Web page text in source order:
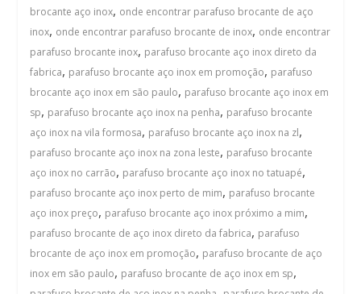
brocante aço inox, onde encontrar parafuso brocante de aço
inox, onde encontrar parafuso brocante de inox, onde encontrar
parafuso brocante inox, parafuso brocante aço inox direto da
fabrica, parafuso brocante aço inox em promoção, parafuso
brocante aço inox em são paulo, parafuso brocante aço inox em
sp, parafuso brocante aço inox na penha, parafuso brocante
aço inox na vila formosa, parafuso brocante aço inox na zl,
parafuso brocante aço inox na zona leste, parafuso brocante
aço inox no carrão, parafuso brocante aço inox no tatuapé,
parafuso brocante aço inox perto de mim, parafuso brocante
aço inox preço, parafuso brocante aço inox próximo a mim,
parafuso brocante de aço inox direto da fabrica, parafuso
brocante de aço inox em promoção, parafuso brocante de aço
inox em são paulo, parafuso brocante de aço inox em sp,